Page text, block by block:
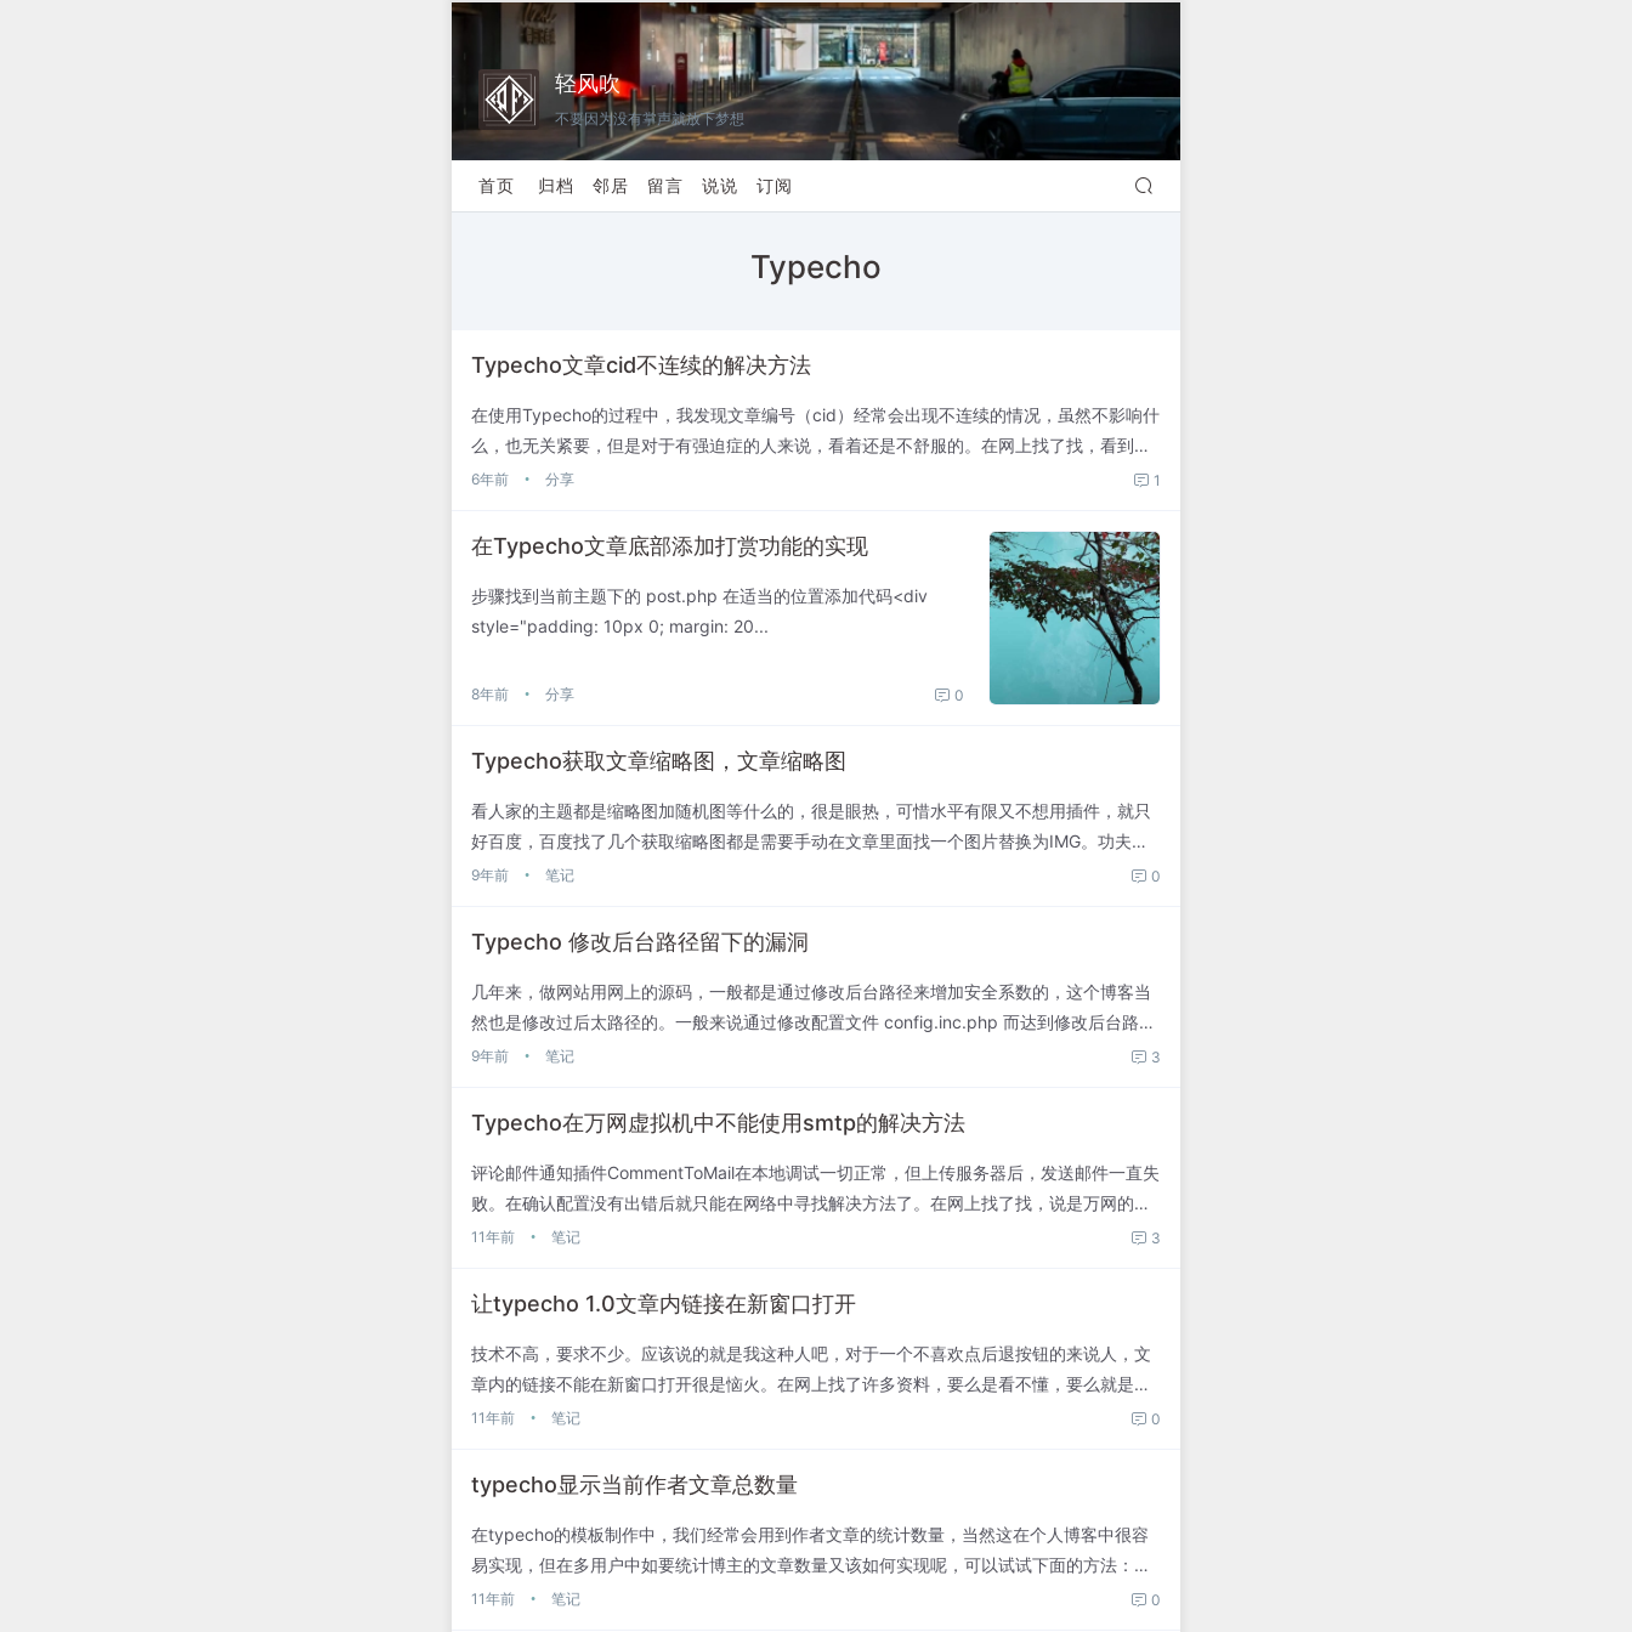
轻风吹
不要因为没有掌声就放下梦想
首页 归档 邻居 留言 说说 订阅
Typecho
Typecho文章cid不连续的解决方法
在使用Typecho的过程中，我发现文章编号（cid）经常会出现不连续的情况，虽然不影响什
么，也无关紧要，但是对于有强迫症的人来说，看着还是不舒服的。在网上找了找，看到有
大佬给出了解决办法。记录一下：<?php $hostnam...
6年前 • 分享 1
在Typecho文章底部添加打赏功能的实现
步骤找到当前主题下的 post.php 在适当的位置添加代码<div
style="padding: 10px 0; margin: 20...
8年前 • 分享 0
Typecho获取文章缩略图，文章缩略图
看人家的主题都是缩略图加随机图等什么的，很是眼热，可惜水平有限又不想用插件，就只
好百度，百度找了几个获取缩略图都是需要手动在文章里面找一个图片替换为IMG。功夫不
负有心人，还真让我找到一个，记录一下：主题functions.php添加...
9年前 • 笔记 0
Typecho 修改后台路径留下的漏洞
几年来，做网站用网上的源码，一般都是通过修改后台路径来增加安全系数的，这个博客当
然也是修改过后太路径的。一般来说通过修改配置文件 config.inc.php 而达到修改后台路径
的目的:/** 后台路径(相对路径) */ define...
9年前 • 笔记 3
Typecho在万网虚拟机中不能使用smtp的解决方法
评论邮件通知插件CommentToMail在本地调试一切正常，但上传服务器后，发送邮件一直失
败。在确认配置没有出错后就只能在网络中寻找解决方法了。在网上找了找，说是万网的服
务器关闭了fsockopen函数。在万网的主机管理里的高级管理...
11年前 • 笔记 3
让typecho 1.0文章内链接在新窗口打开
技术不高，要求不少。应该说的就是我这种人吧，对于一个不喜欢点后退按钮的来说人，文
章内的链接不能在新窗口打开很是恼火。在网上找了许多资料，要么是看不懂，要么就是不
支持1.0的版本。后来还真找到方法解决了这个问题。具体方法如下：打开Htm...
11年前 • 笔记 0
typecho显示当前作者文章总数量
在typecho的模板制作中，我们经常会用到作者文章的统计数量，当然这在个人博客中很容
易实现，但在多用户中如要统计博主的文章数量又该如何实现呢，可以试试下面的方法：在
functions.php中加入如下函数function allpo...
11年前 • 笔记 0